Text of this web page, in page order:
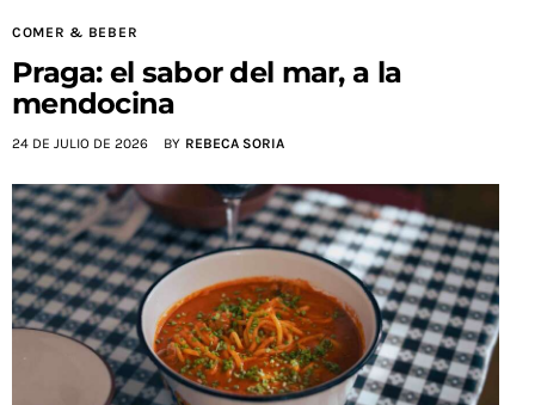
COMER & BEBER
Praga: el sabor del mar, a la
mendocina
24 DE JULIO DE 2026 BY REBECA SORIA